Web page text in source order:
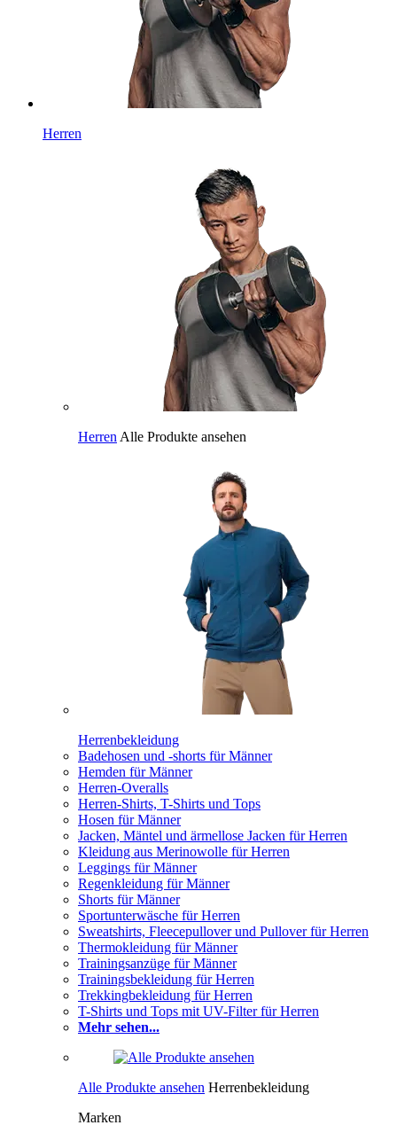
Herren
Herren Alle Produkte ansehen
Herrenbekleidung
Badehosen und -shorts für Männer
Hemden für Männer
Herren-Overalls
Herren-Shirts, T-Shirts und Tops
Hosen für Männer
Jacken, Mäntel und ärmellose Jacken für Herren
Kleidung aus Merinowolle für Herren
Leggings für Männer
Regenkleidung für Männer
Shorts für Männer
Sportunterwäsche für Herren
Sweatshirts, Fleecepullover und Pullover für Herren
Thermokleidung für Männer
Trainingsanzüge für Männer
Trainingsbekleidung für Herren
Trekkingbekleidung für Herren
T-Shirts und Tops mit UV-Filter für Herren
Mehr sehen...
Alle Produkte ansehen Herrenbekleidung
Marken